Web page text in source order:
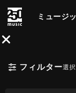
ミュージ
フィルター選